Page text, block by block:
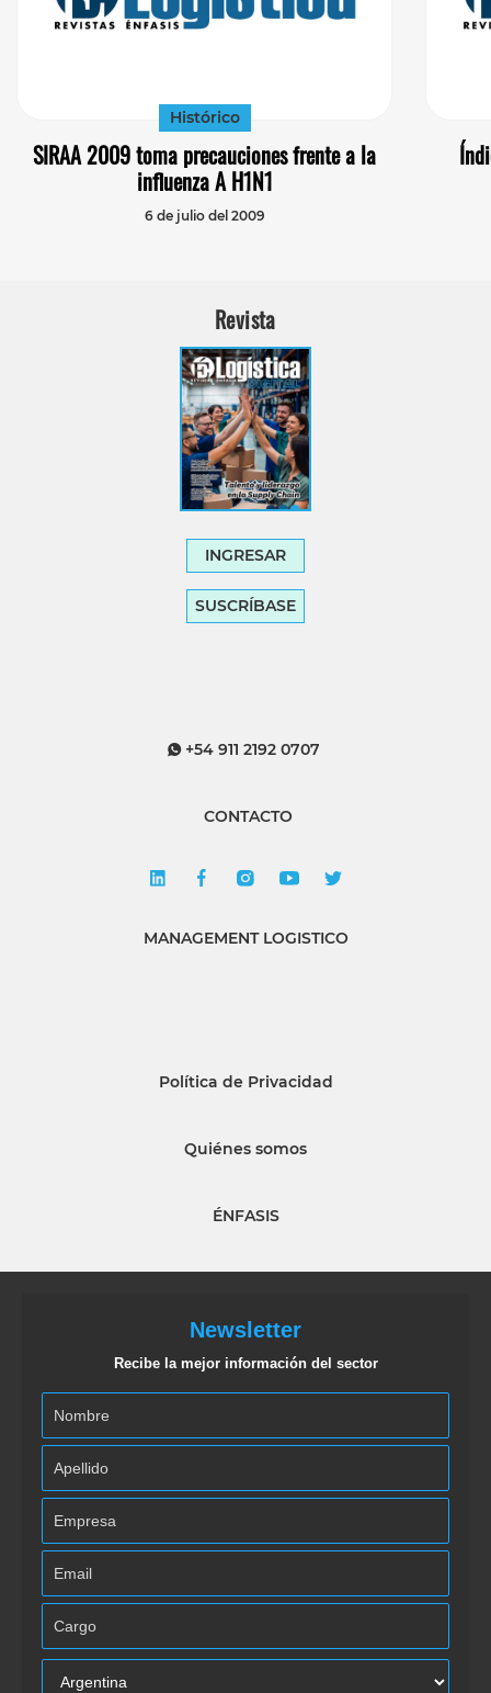
Histórico
SIRAA 2009 toma precauciones frente a la
influenza A H1N1
6 de julio del 2009
Revista
INGRESAR
SUSCRÍBASE
+54 911 2192 0707
CONTACTO
MANAGEMENT LOGISTICO
Política de Privacidad
Quiénes somos
ÉNFASIS
Newsletter
Recibe la mejor información del sector